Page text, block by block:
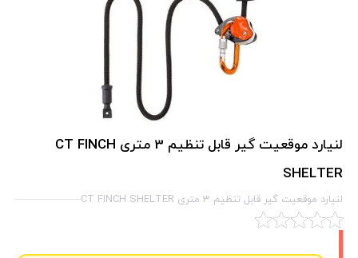
لنیارد موقعیت گیر قابل تنظیم 3 متری CT FINCH
SHELTER
لنیارد موقعیت گیر قابل تنظیم 3 متری CT FINCH SHELTER